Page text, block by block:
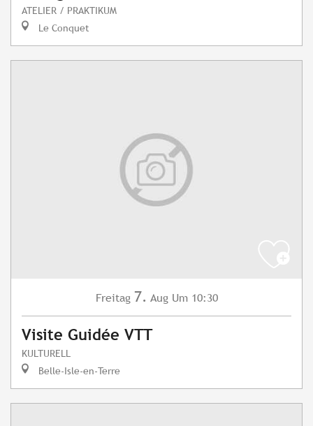
ATELIER / PRAKTIKUM
Le Conquet
Freitag 7. Aug Um 10:30
Visite Guidée VTT
KULTURELL
Belle-Isle-en-Terre